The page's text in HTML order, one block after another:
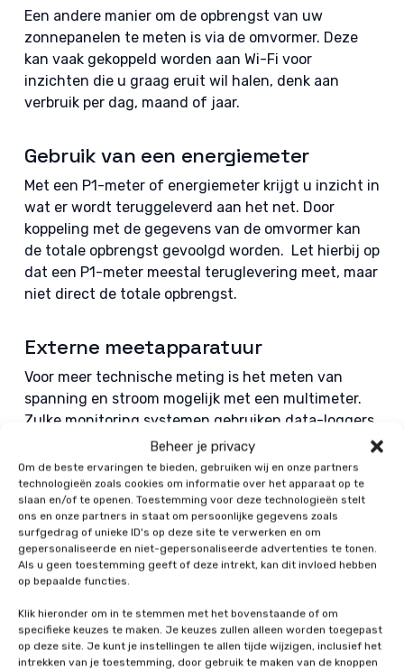
Beheer je privacy
Om de beste ervaringen te bieden, gebruiken wij en onze partners
technologieën zoals cookies om informatie over het apparaat op te
slaan en/of te openen. Toestemming voor deze technologieën stelt
ons en onze partners in staat om persoonlijke gegevens zoals
surfgedrag of unieke ID's op deze site te verwerken en om
gepersonaliseerde en niet-gepersonaliseerde advertenties te tonen.
Als u geen toestemming geeft of deze intrekt, kan dit invloed hebben
op bepaalde functies.
Klik hieronder om in te stemmen met het bovenstaande of om
specifieke keuzes te maken. Je keuzes zullen alleen worden toegepast
op deze site. Je kunt je instellingen te allen tijde wijzigen, inclusief het
intrekken van je toestemming, door gebruik te maken van de knoppen
Een andere manier om de opbrengst van uw
zonnepanelen te meten is via de omvormer. Deze
kan vaak gekoppeld worden aan Wi-Fi voor
inzichten die u graag eruit wil halen, denk aan
verbruik per dag, maand of jaar.
Gebruik van een energiemeter
Met een P1-meter of energiemeter krijgt u inzicht in
wat er wordt teruggeleverd aan het net. Door
koppeling met de gegevens van de omvormer kan
de totale opbrengst gevoolgd worden. Let hierbij op
dat een P1-meter meestal teruglevering meet, maar
niet direct de totale opbrengst.
Externe meetapparatuur
Voor meer technische meting is het meten van
spanning en stroom mogelijk met een multimeter.
Zulke monitoring systemen gebruiken data-loggers
met spanning en stroom sensoren om de opbrengst
in W/kWh te berekenen.
Ook interessant: